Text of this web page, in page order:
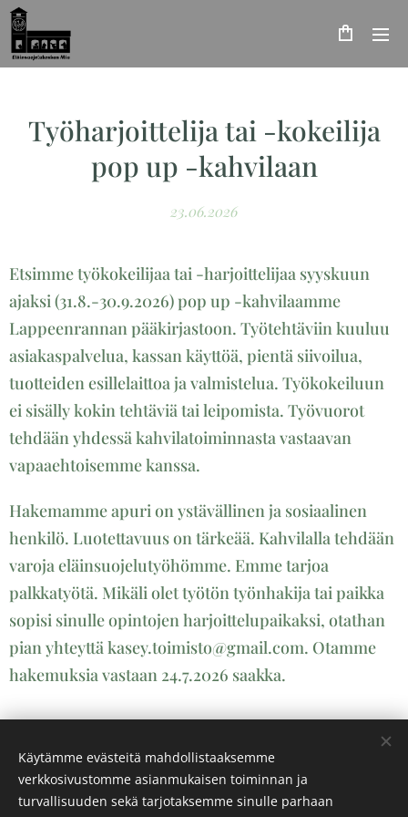
Työharjoittelija tai -kokeilija
pop up -kahvilaan
23.06.2026
Etsimme työkokeilijaa tai -harjoittelijaa syyskuun
ajaksi (31.8.-30.9.2026) pop up -kahvilaamme
Lappeenrannan pääkirjastoon. Työtehtäviin kuuluu
asiakaspalvelua, kassan käyttöä, pientä siivoilua,
tuotteiden esillelaittoa ja valmistelua. Työkokeiluun
ei sisälly kokin tehtäviä tai leipomista. Työvuorot
tehdään yhdessä kahvilatoiminnasta vastaavan
vapaaehtoisemme kanssa.
Hakemamme apuri on ystävällinen ja sosiaalinen
henkilö. Luotettavuus on tärkeää. Kahvilalla tehdään
varoja eläinsuojelutyöhömme. Emme tarjoa
palkkatyötä. Mikäli olet työtön työnhakija tai paikka
sopisi sinulle opintojen harjoittelupaikaksi, otathan
pian yhteyttä kasey.toimisto@gmail.com. Otamme
hakemuksia vastaan 24.7.2026 saakka.
Käytämme evästeitä mahdollistaaksemme
verkkosivustomme asianmukaisen toiminnan ja
turvallisuuden sekä tarjotaksemme sinulle parhaan